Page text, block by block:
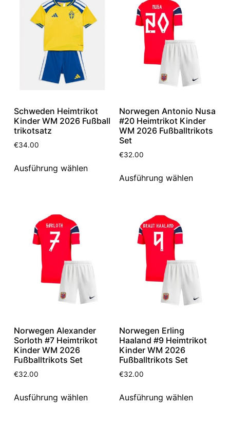
Schweden Heimtrikot
Kinder WM 2026 Fußball
trikotsatz
€34.00
Ausführung wählen
Norwegen Antonio Nusa
#20 Heimtrikot Kinder
WM 2026 Fußballtrikots
Set
€32.00
Ausführung wählen
Norwegen Alexander
Sorloth #7 Heimtrikot
Kinder WM 2026
Fußballtrikots Set
€32.00
Ausführung wählen
Norwegen Erling
Haaland #9 Heimtrikot
Kinder WM 2026
Fußballtrikots Set
€32.00
Ausführung wählen